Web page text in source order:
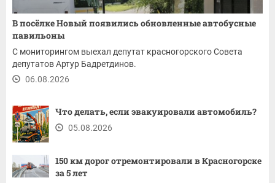
В посёлке Новый появились обновленные автобусные
павильоны
С мониторингом выехал депутат красногорского Совета
депутатов Артур Бадретдинов.
06.08.2026
Что делать, если эвакуировали автомобиль?
05.08.2026
150 км дорог отремонтировали в Красногорске
за 5 лет